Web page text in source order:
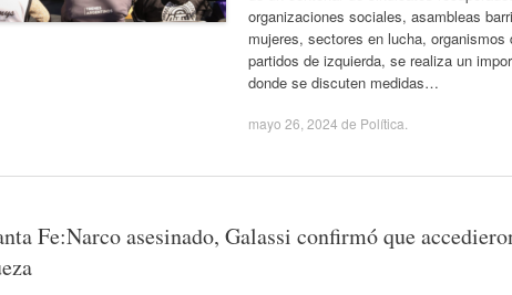
organizaciones sociales, asambleas
mujeres, sectores en lucha,
partidos de izquierda, se realiza un
donde se discuten medidas…
mayo 26, 2024 de Política
Fe:Narco asesinado, Galassi confirmó que